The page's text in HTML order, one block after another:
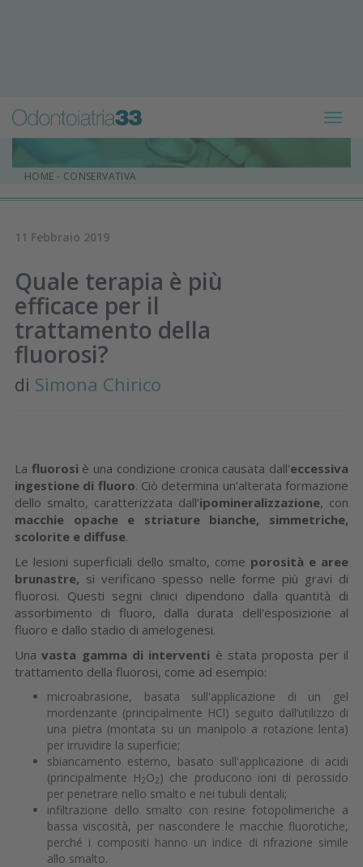
HOME - CONSERVATIVA
11 Febbraio 2019
Quale terapia è più
efficace per il
trattamento della
fluorosi?
di Simona Chirico
La fluorosi è una condizione cronica causata dall'eccessiva
ingestione di fluoro. Ciò determina un’alterata formazione
dello smalto, caratterizzata dall’ipomineralizzazione, con
macchie opache e striature bianche, simmetriche,
scolorite e diffuse.
Le lesioni superficiali dello smalto, come porosità e aree
brunastre, si verificano spesso nelle forme più gravi di
fluorosi. Questi segni clinici dipendono dalla quantità di
assorbimento di fluoro, dalla durata dell'esposizione al
fluoro e dallo stadio di amelogenesi.
Unavasta gamma di interventi è stata proposta per il
trattamento della fluorosi, come ad esempio:
microabrasione, basata sull'applicazione di un gel
mordenzante (principalmente HCl) seguito dall’utilizzo di
una pietra (montata su un manipolo a rotazione lenta)
per irruvidire la superficie;
sbiancamento esterno, basato sull'applicazione di acidi
(principalmente H2O2) che producono ioni di perossido
per penetrare nello smalto e nei tubuli dentali;
infiltrazione dello smalto con resine fotopolimeriche a
bassa viscosità, per nascondere le macchie fluorotiche,
perché i compositi hanno un indice di rifrazione simile
allo smalto.